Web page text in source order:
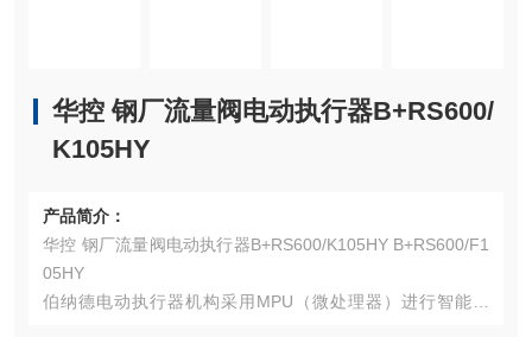
华控 钢厂流量阀电动执行器B+RS600/
K105HY
产品简介：
华控 钢厂流量阀电动执行器B+RS600/K105HY B+RS600/F1
05HY
伯纳德电动执行器机构采用MPU（微处理器）进行智能控